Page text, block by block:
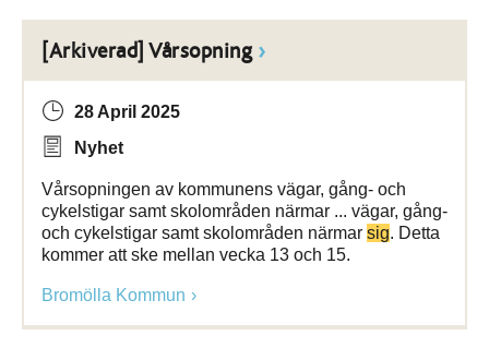
[Arkiverad] Vårsopning
28 April 2025
Nyhet
Vårsopningen av kommunens vägar, gång- och
cykelstigar samt skolområden närmar ... vägar, gång-
och cykelstigar samt skolområden närmar sig. Detta
kommer att ske mellan vecka 13 och 15.
Bromölla Kommun